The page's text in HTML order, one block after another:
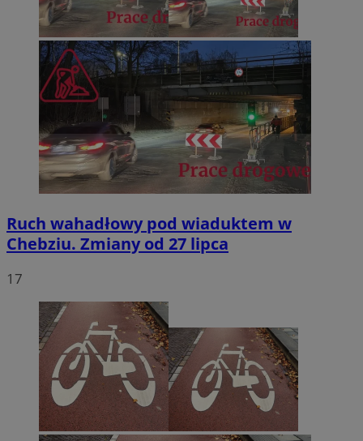
Ruch wahadłowy pod wiaduktem w
Chebziu. Zmiany od 27 lipca
17